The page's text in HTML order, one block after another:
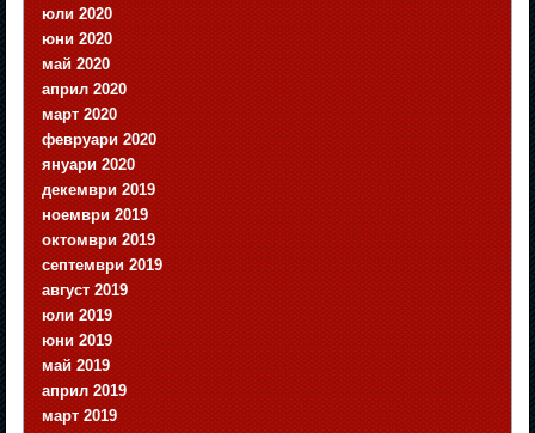
юли 2020
юни 2020
май 2020
април 2020
март 2020
февруари 2020
януари 2020
декември 2019
ноември 2019
октомври 2019
септември 2019
август 2019
юли 2019
юни 2019
май 2019
април 2019
март 2019